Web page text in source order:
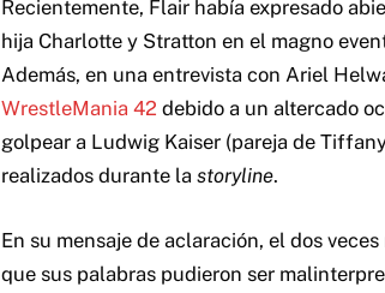
Recientemente, Flair había expresado
hija Charlotte y Stratton en el magno
Además, en una entrevista con Ariel
WrestleMania 42 debido a un altercado
golpear a Ludwig Kaiser (pareja de
realizados durante la storyline.
En su mensaje de aclaración, el dos
que sus palabras pudieron ser